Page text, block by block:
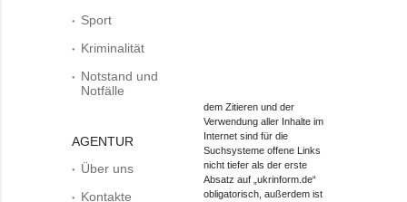
Sport
Kriminalität
Notstand und
Notfälle
AGENTUR
Über uns
Kontakte
dem Zitieren und der
Verwendung aller Inhalte im
Internet sind für die
Suchsysteme offene Links
nicht tiefer als der erste
Absatz auf „ukrinform.de“
obligatorisch, außerdem ist